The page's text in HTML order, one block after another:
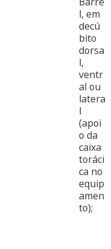
l, em
decú
bito
dorsa
l,
ventr
al ou
latera
l
(apoi
o da
caixa
toráci
ca no
equip
amen
to);